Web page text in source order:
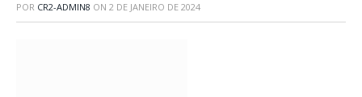
POR CR2-ADMIN8 ON 2 DE JANEIRO DE 2024